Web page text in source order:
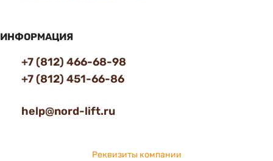
ИНФОРМАЦИЯ
+7 (812) 466-68-98
+7 (812) 451-66-86
help@nord-lift.ru
Реквизиты компании